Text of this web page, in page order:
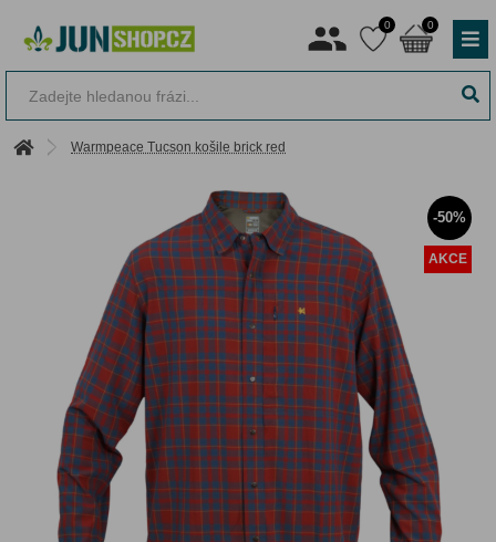
0 0
Warmpeace Tucson košile brick red
-50%
AKCE